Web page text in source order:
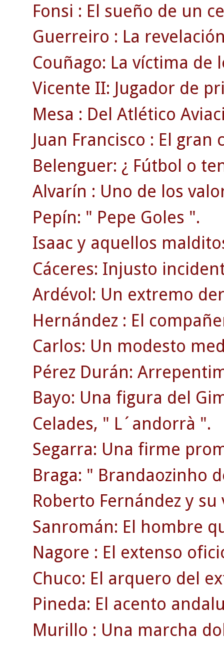
Fonsi : El sueño de un
Guerreiro : La
Couñago: La víctima de
Vicente II: Jugador de
Mesa : Del Atlético
Juan Francisco : El
Belenguer: ¿ Fútbol o
Alvarín : Uno de los
Pepín: " Pepe Goles ".
Isaac y aquellos
Cáceres: Injusto
Ardévol: Un extremo
Hernández : El
Carlos: Un modesto
Pérez Durán:
Bayo: Una figura del
Celades, " L´andorrà ".
Segarra: Una firme
Braga: " Brandaozinho
Roberto Fernández y
Sanromán: El hombre
Nagore : El extenso
Chuco: El arquero del
Pineda: El acento
Murillo : Una marcha